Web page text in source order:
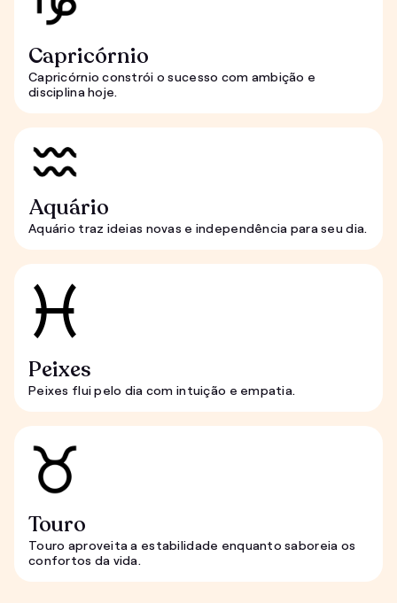
Capricórnio
Capricórnio constrói o sucesso com ambição e
disciplina hoje.
Aquário
Aquário traz ideias novas e independência para seu dia.
Peixes
Peixes flui pelo dia com intuição e empatia.
Touro
Touro aproveita a estabilidade enquanto saboreia os
confortos da vida.